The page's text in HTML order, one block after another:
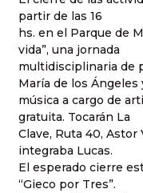
partir de las 16
hs. en el Parque de
vida”, una jornada
multidisciplinaria de
María de los Ángeles
música a cargo de
gratuita. Tocarán La
Clave, Ruta 40, Astor
integraba Lucas.
El esperado cierre
“Gieco por Tres”.